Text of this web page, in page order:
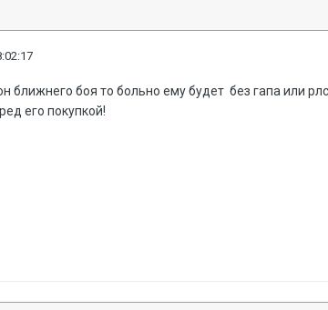
ближнего боя то больно ему будет без гапа или
его покупкой!